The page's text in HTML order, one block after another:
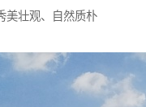
美壮观、自然质朴